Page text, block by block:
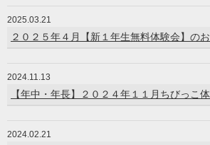
2025.03.21
２０２５年４月【新１年生無料体験会】の
2024.11.13
【年中・年長】２０２４年１１月ちびっこ
2024.02.21